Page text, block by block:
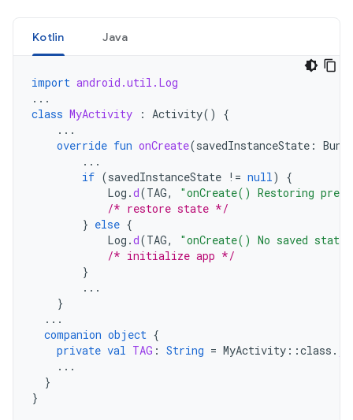
Kotlin Java
import android.util.Log
...
class MyActivity : Activity()
{
...
override fun onCreate(savedInstanceState :
...
if (savedInstanceState != null )
{
Log .d(TAG,
"onCreate() Restoring
/* restore state */
} else {
Log .d(TAG,
"onCreate() No saved
/* initialize app */
}
...
}
...
companion object {
private val TAG : String = MyActivity ::class .
...
}
}